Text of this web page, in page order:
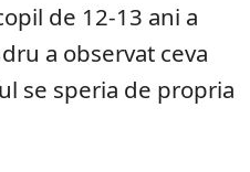
de 12-13 ani a
a observat ceva
se speria de propria